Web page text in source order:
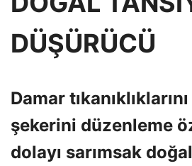
DÜŞÜRÜCÜ
Damar
şekerini düzenleme
dolayı sarımsak